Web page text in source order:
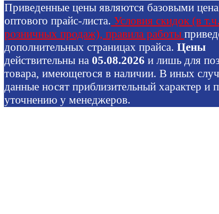
Приведенные цены являются базовыми
оптового прайс-листа. Условия скидок (в
розничных продаж), правила работы
дополнительных страницах прайса. Цены
действительны на 05.08.2026 и лишь для
товара, имеющегося в наличии. В иных
данные носят приблизительный характер и
уточнению у менеджеров.